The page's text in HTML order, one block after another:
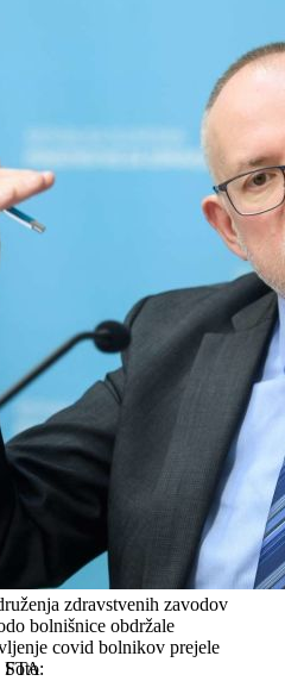
zdravstvenih zavodov
bolnišnice obdržale
covid bolnikov prejele
STA